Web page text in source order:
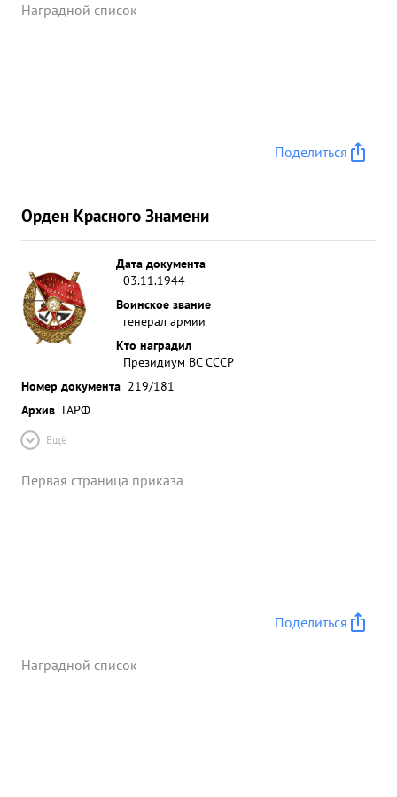
Наградной список
Поделиться
Орден Красного Знамени
Дата документа
03.11.1944
Воинское звание
генерал армии
Кто наградил
Президиум ВС СССР
Номер документа 219/181
Архив ГАРФ
Ещё
Первая страница приказа
Поделиться
Наградной список